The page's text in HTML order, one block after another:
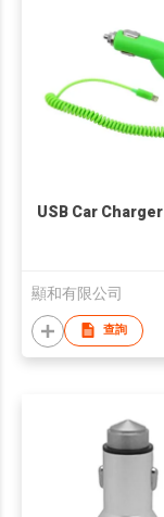
USB Car Charger
顯和有限公司
查詢